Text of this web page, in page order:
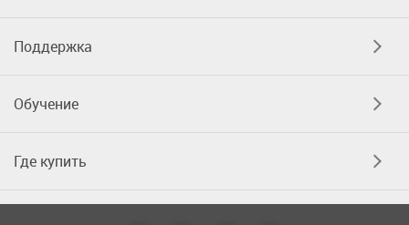
Поддержка
Обучение
Где купить